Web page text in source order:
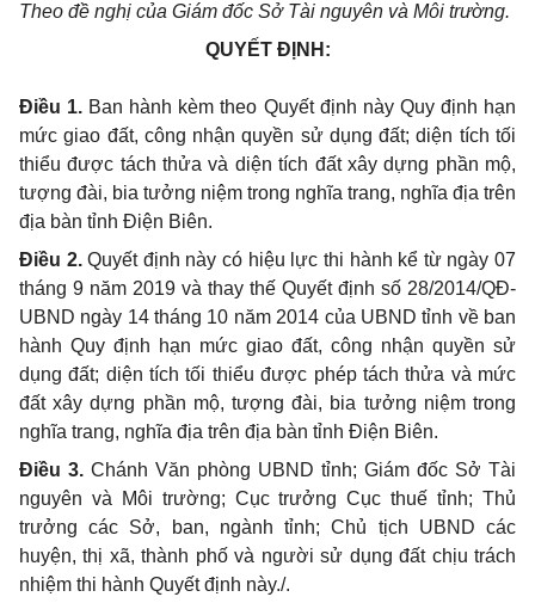
Theo đề nghị của Giám đốc Sở Tài nguyên và Môi trường.
QUYẾT ĐỊNH:
Điều 1. Ban hành kèm theo Quyết định này Quy định hạn
mức giao đất, công nhận quyền sử dụng đất; diện tích tối
thiểu được tách thửa và diện tích đất xây dựng phần mộ,
tượng đài, bia tưởng niệm trong nghĩa trang, nghĩa địa trên
địa bàn tỉnh Điện Biên.
Điều 2. Quyết định này có hiệu lực thi hành kể từ ngày 07
tháng 9 năm 2019 và thay thế Quyết định số 28/2014/QĐ-
UBND ngày 14 tháng 10 năm 2014 của UBND tỉnh về ban
hành Quy định hạn mức giao đất, công nhận quyền sử
dụng đất; diện tích tối thiểu được phép tách thửa và mức
đất xây dựng phần mộ, tượng đài, bia tưởng niệm trong
nghĩa trang, nghĩa địa trên địa bàn tỉnh Điện Biên.
Điều 3. Chánh Văn phòng UBND tỉnh; Giám đốc Sở Tài
nguyên và Môi trường; Cục trưởng Cục thuế tỉnh; Thủ
trưởng các Sở, ban, ngành tỉnh; Chủ tịch UBND các
huyện, thị xã, thành phố và người sử dụng đất chịu trách
nhiệm thi hành Quyết định này./.